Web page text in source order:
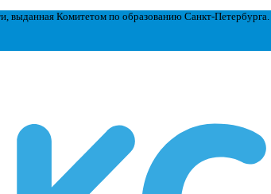
выданная Комитетом по образованию Санкт-Петербурга.